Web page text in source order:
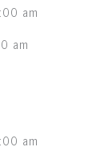
am
am
am